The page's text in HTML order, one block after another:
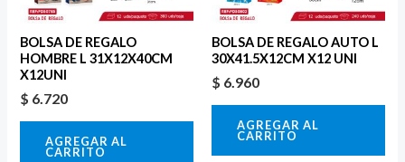
BOLSA DE REGALO
HOMBRE L 31X12X40CM
X12UNI
$ 6.720
AGREGAR AL
CARRITO
BOLSA DE REGALO AUTO L
30X41.5X12CM X12 UNI
$ 6.960
AGREGAR AL
CARRITO